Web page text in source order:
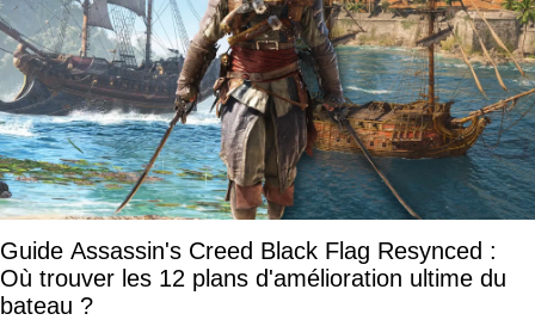
Guide Assassin's Creed Black Flag Resynced :
Où trouver les 12 plans d'amélioration ultime du
bateau ?